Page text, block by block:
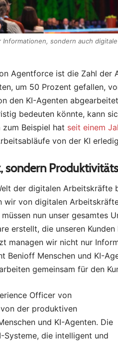
sondern auch
Agentforce ist die Zahl der
um 50 Prozent gefallen,
den KI-Agenten
bedeuten könnte, kann
Beispiel hat seit einem
von der KI
sondern
der digitalen
wir von digitalen
müssen nun unser gesamtes
erstellt, die unseren
managen wir nicht nur
Benioff Menschen und KI-
gemeinsam für den
Officer von
von der produktiven
und KI-Agenten. Die
Systeme, die intelligent und